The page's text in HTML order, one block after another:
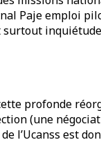
Paje emploi
profonde
(une
l’Ucanss est